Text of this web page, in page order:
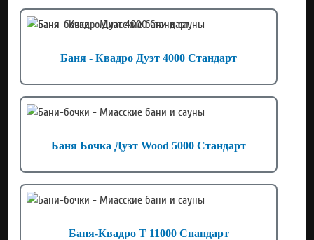
Баня - Квадро Дуэт 4000 Стандарт
Баня Бочка Дуэт Wood 5000 Стандарт
Баня-Квадро Т 11000 Снандарт